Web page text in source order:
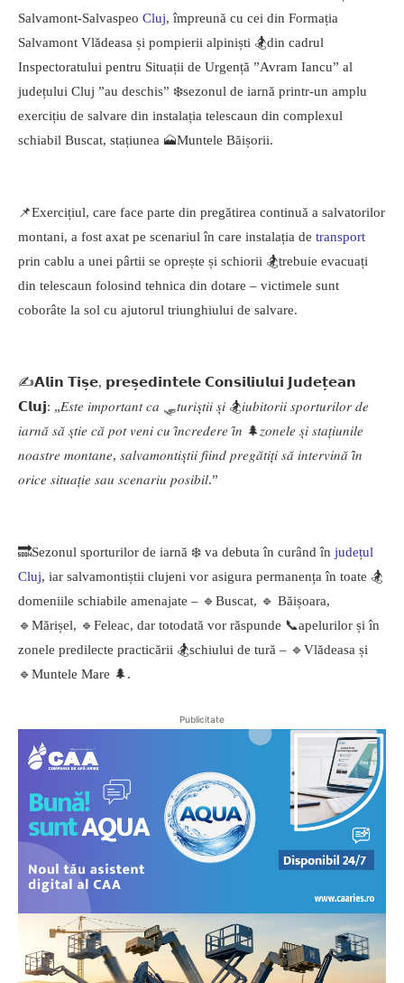
Salvamont-Salvaspeo Cluj, împreună cu cei din Formația
Salvamont Vlădeasa și pompierii alpiniști 🏂din cadrul
Inspectoratului pentru Situații de Urgență ”Avram Iancu” al
județului Cluj ”au deschis” ❄️sezonul de iarnă printr-un amplu
exercițiu de salvare din instalația telescaun din complexul
schiabil Buscat, stațiunea 🗻Muntele Băișorii.
📌Exercițiul, care face parte din pregătirea continuă a salvatorilor
montani, a fost axat pe scenariul în care instalația de transport
prin cablu a unei pârtii se oprește și schiorii 🏂trebuie evacuați
din telescaun folosind tehnica din dotare – victimele sunt
coborâte la sol cu ajutorul triunghiului de salvare.
✍️𝗔𝗹𝗶𝗻 𝗧𝗶𝘀̦𝗲, 𝗽𝗿𝗲𝘀̦𝗲𝗱𝗶𝗻𝘁𝗲𝗹𝗲 𝗖𝗼𝗻𝘀𝗶𝗹𝗶𝘂𝗹𝘂𝗶 𝗝𝘂𝗱𝗲𝘁̦𝗲𝗮𝗻
𝗖𝗹𝘂𝗷: „𝐸𝑠𝑡𝑒 𝑖𝑚𝑝𝑜𝑟𝑡𝑎𝑛𝑡 𝑐𝑎 🛷𝑡𝑢𝑟𝑖𝑠̦𝑡𝑖𝑖 𝑠̦𝑖 🏂𝑖𝑢𝑏𝑖𝑡𝑜𝑟𝑖𝑖 𝑠𝑝𝑜𝑟𝑡𝑢𝑟𝑖𝑙𝑜𝑟 𝑑𝑒
𝑖𝑎𝑟𝑛𝑎̆ 𝑠𝑎̆ 𝑠̦𝑡𝑖𝑒 𝑐𝑎̆ 𝑝𝑜𝑡 𝑣𝑒𝑛𝑖 𝑐𝑢 𝑖̂𝑛𝑐𝑟𝑒𝑑𝑒𝑟𝑒 𝑖̂𝑛 🌲𝑧𝑜𝑛𝑒𝑙𝑒 𝑠̦𝑖 𝑠𝑡𝑎𝑡̦𝑖𝑢𝑛𝑖𝑙𝑒
𝑛𝑜𝑎𝑠𝑡𝑟𝑒 𝑚𝑜𝑛𝑡𝑎𝑛𝑒, 𝑠𝑎𝑙𝑣𝑎𝑚𝑜𝑛𝑡𝑖𝑠̦𝑡𝑖𝑖 𝑓𝑖𝑖𝑛𝑑 𝑝𝑟𝑒𝑔𝑎̆𝑡𝑖𝑡̦𝑖 𝑠𝑎̆ 𝑖𝑛𝑡𝑒𝑟𝑣𝑖𝑛𝑎̆ 𝑖̂𝑛
𝑜𝑟𝑖𝑐𝑒 𝑠𝑖𝑡𝑢𝑎𝑡̦𝑖𝑒 𝑠𝑎𝑢 𝑠𝑐𝑒𝑛𝑎𝑟𝑖𝑢 𝑝𝑜𝑠𝑖𝑏𝑖𝑙.”
🔜Sezonul sporturilor de iarnă ❄️ va debuta în curând în județul
Cluj, iar salvamontiștii clujeni vor asigura permanența în toate 🏂
domeniile schiabile amenajate – 🔹Buscat, 🔹 Băișoara,
🔹Mărișel, 🔹Feleac, dar totodată vor răspunde 📞apelurilor și în
zonele predilecte practicării 🏂schiului de tură – 🔹Vlădeasa și
🔹Muntele Mare 🌲.
Publicitate